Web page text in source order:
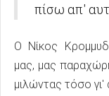
πίσω απ'
Ο Νίκος
μας, μας
μιλώντας τόσο γι'